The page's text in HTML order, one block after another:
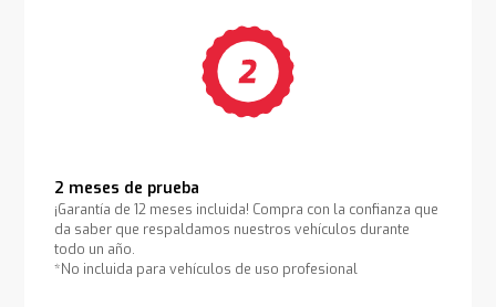
2 meses de prueba
¡Garantía de 12 meses incluida! Compra con la confianza que
da saber que respaldamos nuestros vehículos durante
todo un año.
*No incluida para vehículos de uso profesional